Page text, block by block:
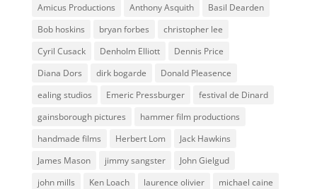
Amicus Productions
Anthony Asquith
Basil Dearden
Bob hoskins
bryan forbes
christopher lee
Cyril Cusack
Denholm Elliott
Dennis Price
Diana Dors
dirk bogarde
Donald Pleasence
ealing studios
Emeric Pressburger
festival de Dinard
gainsborough pictures
hammer film productions
handmade films
Herbert Lom
Jack Hawkins
James Mason
jimmy sangster
John Gielgud
john mills
Ken Loach laurence olivier
michael caine